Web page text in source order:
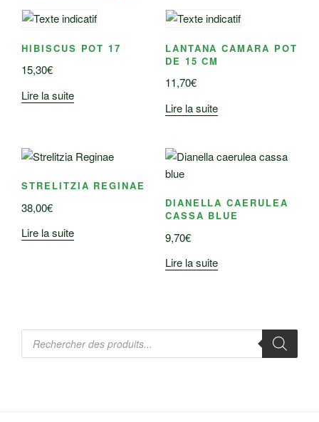
HIBISCUS POT 17
15,30€
Lire la suite
LANTANA CAMARA POT
DE 15 CM
11,70€
Lire la suite
STRELITZIA REGINAE
38,00€
Lire la suite
DIANELLA CAERULEA
CASSA BLUE
9,70€
Lire la suite
Recherche
produits